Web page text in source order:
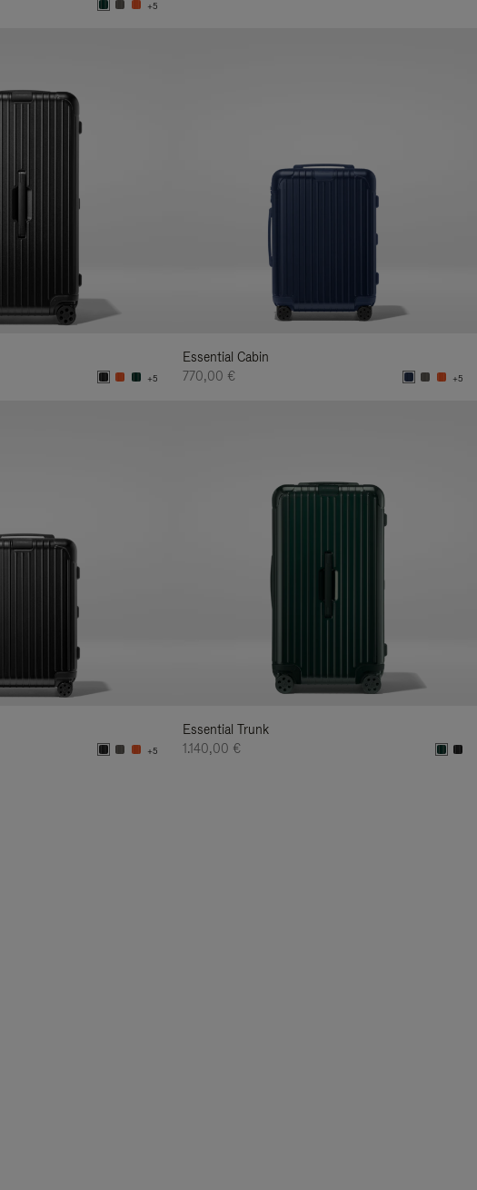
+5
+5
Essential Cabin
770,00 €
+5
+5
Essential Trunk
1.140,00 €